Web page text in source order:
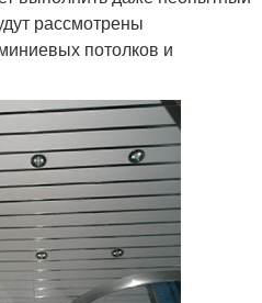
рассмотрены
потолков и